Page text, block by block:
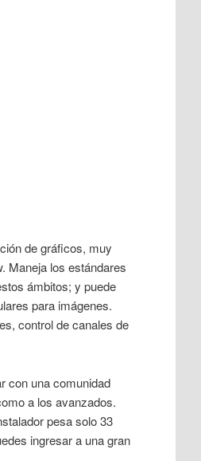
de gráficos, muy
Maneja los estándares
ámbitos; y puede
para imágenes.
control de canales de
con una comunidad
a los avanzados.
pesa solo 33
ingresar a una gran